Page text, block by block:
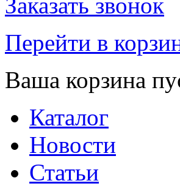
Перейти в
Ваша корзина
Каталог
Новости
Статьи